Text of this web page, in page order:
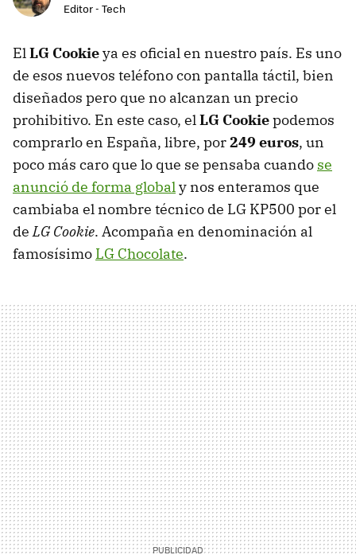
Editor - Tech
ElLG Cookieya es oficial en nuestro país. Es uno
de esos nuevos teléfono con pantalla táctil, bien
diseñados pero que no alcanzan un precio
prohibitivo. En este caso, elLG Cookiepodemos
comprarlo en España, libre, por249 euros, un
poco más caro que lo que se pensaba cuando se
anunció de forma globaly nos enteramos que
cambiaba el nombre técnico de LG KP500 por el
deLG Cookie. Acompaña en denominación al
famosísimo LG Chocolate.